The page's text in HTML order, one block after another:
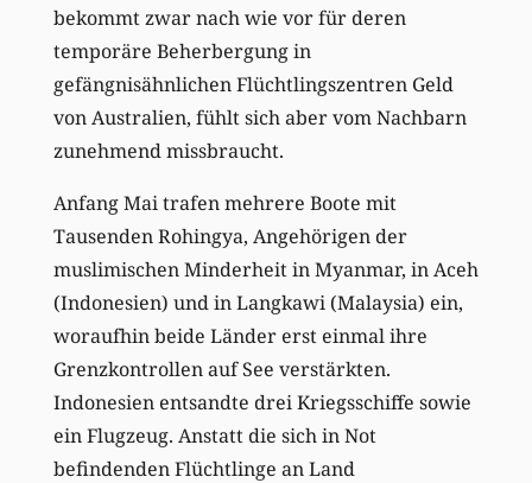
bekommt zwar nach wie vor für deren
temporäre Beherbergung in
gefängnisähnlichen Flüchtlingszentren Geld
von Australien, fühlt sich aber vom Nachbarn
zunehmend missbraucht.
Anfang Mai trafen mehrere Boote mit
Tausenden Rohingya, Angehörigen der
muslimischen Minderheit in Myanmar, in Aceh
(Indonesien) und in Langkawi (Malaysia) ein,
woraufhin beide Länder erst einmal ihre
Grenzkontrollen auf See verstärkten.
Indonesien entsandte drei Kriegsschiffe sowie
ein Flugzeug. Anstatt die sich in Not
befindenden Flüchtlinge an Land